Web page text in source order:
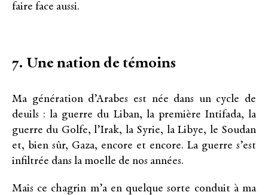
faire face aussi.
7. Une nation de témoins
Ma génération d’Arabes est née dans un cycle de
deuils : la guerre du Liban, la première Intifada, la
guerre du Golfe, l’Irak, la Syrie, la Libye, le Soudan
et, bien sûr, Gaza, encore et encore. La guerre s’est
infiltrée dans la moelle de nos années.
Mais ce chagrin m’a en quelque sorte conduit à ma